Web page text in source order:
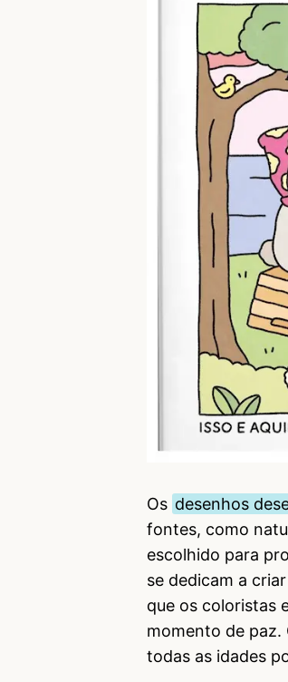
Os desenhos
fontes, como
escolhido para
se dedicam a
que os coloristas
momento de paz.
todas as idades